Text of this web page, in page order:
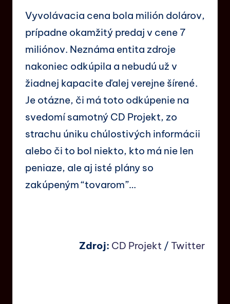
Vyvolávacia cena bola milión dolárov,
prípadne okamžitý predaj v cene 7
miliónov. Neznáma entita zdroje
nakoniec odkúpila a nebudú už v
žiadnej kapacite ďalej verejne šírené.
Je otázne, či má toto odkúpenie na
svedomí samotný CD Projekt, zo
strachu úniku chúlostivých informácii
alebo či to bol niekto, kto má nie len
peniaze, ale aj isté plány so
zakúpeným “tovarom”…
Zdroj: CD Projekt / Twitter